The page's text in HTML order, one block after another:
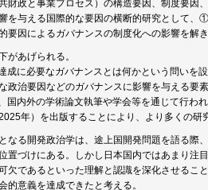
財政と事業プロセス）の構造要因、制度要因
を与える国際的な要因の横断的研究として
要因によるガバナンスの制度化への影響を解き
があげられる。
成に必要なガバナンスとは何かという問いを
政治要因などのガバナンスに影響を与える要
国内外の学術論文執筆や学会等を通じて行わ
年）を出版することにより、より多くの研
なる開発政治学は、途上国開発問題を語る際
置づけにある。しかし日本国内ではあまり
欠であるといった理解と認識を深化させるこ
的意義を達成できたと考える。